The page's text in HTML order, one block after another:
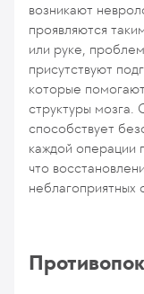
возникают
проявляются
или руке,
присутствуют
которые
структуры
способствует
каждой операции
что